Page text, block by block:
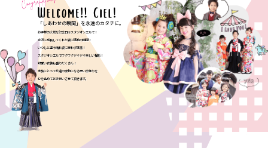
「しあわせの瞬間」を永遠のカタチに。
お子様の大切な記念日はスタジオシエルで！
立派に成長してくれた姿に感動の瞬間！
いつもと違う晴れ姿に思わず感激！
スタジオシエルでワクワクドキドキ楽しい撮影！
可愛い衣装も盛りだくさん！
家族にとって永遠の宝物になる思い出作りを
心を込めてお手伝いさせて頂きます。